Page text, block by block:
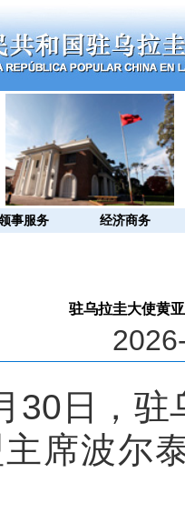
事服务 经济商务
驻乌拉圭大使黄
30 日，
席波尔